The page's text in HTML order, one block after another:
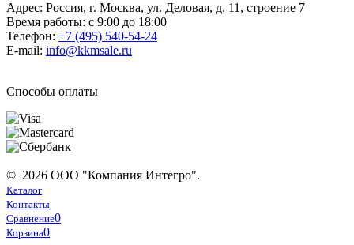
Адрес: Россия, г. Москва, ул. Деловая, д. 11, строение 7
Время работы: с 9:00 до 18:00
Телефон: +7 (495) 540-54-24
E-mail: info@kkmsale.ru
Способы оплаты
© 2026 ООО "Компания Интегро".
Каталог
Контакты
Сравнение0
Корзина0